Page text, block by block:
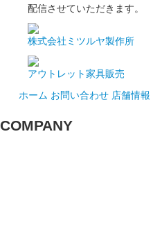
配信させていただきます。
株式会社ミツルヤ製作所
アウトレット家具販売
ホーム お問い合わせ 店舗情報
COMPANY